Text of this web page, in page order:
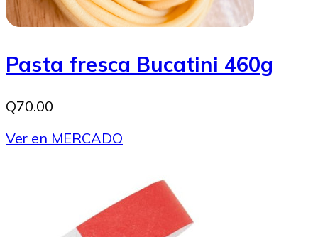
Pasta fresca Bucatini 460g
Q70.00
Ver en MERCADO